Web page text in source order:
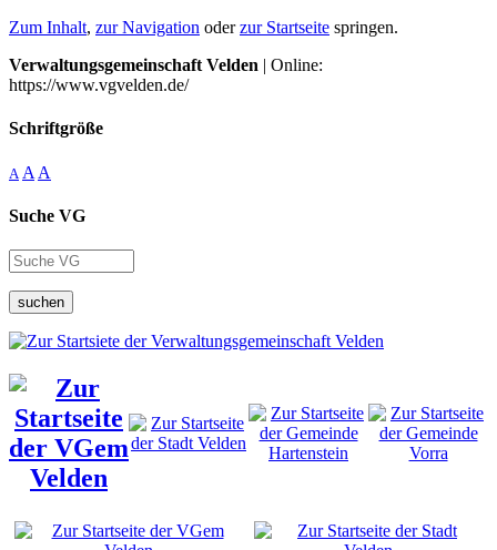
Zum Inhalt, zur Navigation oderzur Startseite springen.
Verwaltungsgemeinschaft Velden | Online:
https://www.vgvelden.de/
Schriftgröße
A A A
Suche VG
suchen